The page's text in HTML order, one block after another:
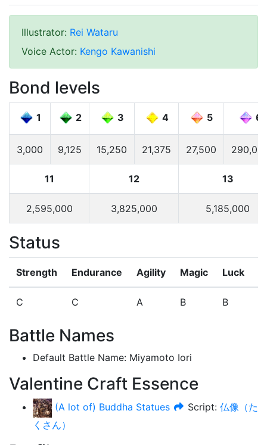
Illustrator: Rei Wataru
Voice Actor: Kengo Kawanishi
Bond levels
1 2 3 4 5 6
3,000 9,125 15,250 21,375 27,500
11 12 13
2,595,000 3,825,000 5,185,000
Status
Strength Endurance Agility Magic Luck
C C A B B
Battle Names
Default Battle Name: Miyamoto Iori
Valentine Craft Essence
(A lot of) Buddha Statues Script: 仏像（た
くさん）